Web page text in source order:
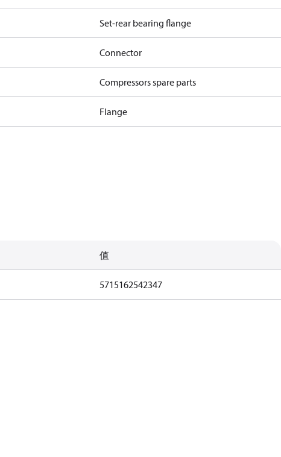
Set-rear bearing flange
Connector
Compressors spare parts
Flange
值
5715162542347